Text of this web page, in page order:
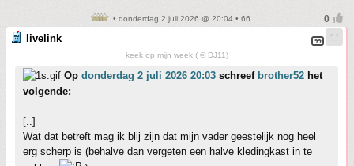
• donderdag 2 juli 2026 @ 20:04 • 66
livelink
keek op mijn week ( © DJ11)
Op donderdag 2 juli 2026 20:03 schreef brother52 het
volgende:
[..]
Wat dat betreft mag ik blij zijn dat mijn vader geestelijk nog heel
erg scherp is (behalve dan vergeten een halve kledingkast in te